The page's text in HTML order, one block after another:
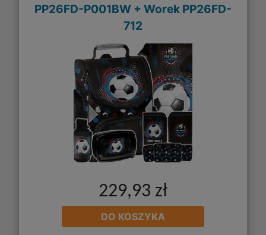
PP26FD-P001BW + Worek PP26FD-
712
229,93 zł
DO KOSZYKA